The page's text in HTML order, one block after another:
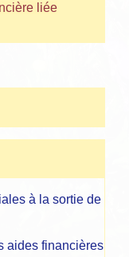
liée
à la sortie de
aides financières